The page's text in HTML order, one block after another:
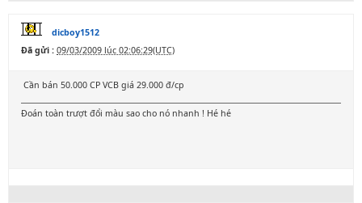
dicboy1512
Đã gửi : 09/03/2009 lúc 02:06:29(UTC)
Cần bán 50.000 CP VCB giá 29.000 đ/cp
Đoán toàn trượt đổi màu sao cho nó nhanh ! Hé hé